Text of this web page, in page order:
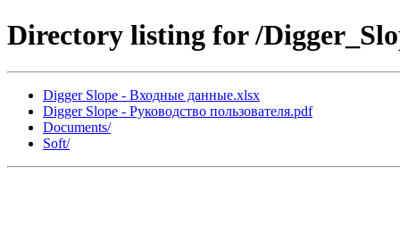
Directory listing for /
Digger Slope - Входные данные.xlsx
Digger Slope - Руководство пользователя.pdf
Documents/
Soft/